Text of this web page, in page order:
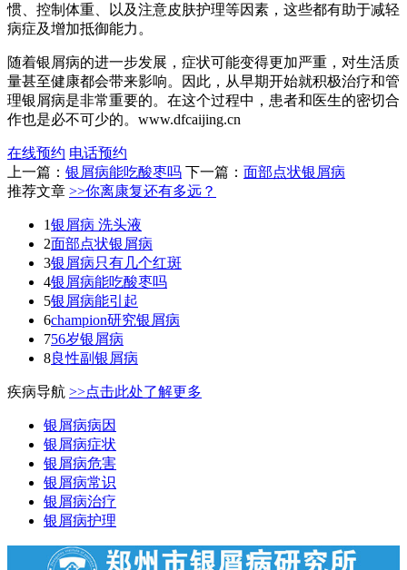
惯、控制体重、以及注意皮肤护理等因素，这些都有助于减轻
病症及增加抵御能力。
随着银屑病的进一步发展，症状可能变得更加严重，对生活质
量甚至健康都会带来影响。因此，从早期开始就积极治疗和管
理银屑病是非常重要的。在这个过程中，患者和医生的密切合
作也是必不可少的。www.dfcaijing.cn
在线预约 电话预约
上一篇： 银屑病能吃酸枣吗 下一篇： 面部点状银屑病
推荐文章 >>你离康复还有多远？
1银屑病 洗头液
2面部点状银屑病
3银屑病只有几个红斑
4银屑病能吃酸枣吗
5银屑病能引起
6champion研究银屑病
756岁银屑病
8良性副银屑病
疾病导航 >>点击此处了解更多
银屑病病因
银屑病症状
银屑病危害
银屑病常识
银屑病治疗
银屑病护理